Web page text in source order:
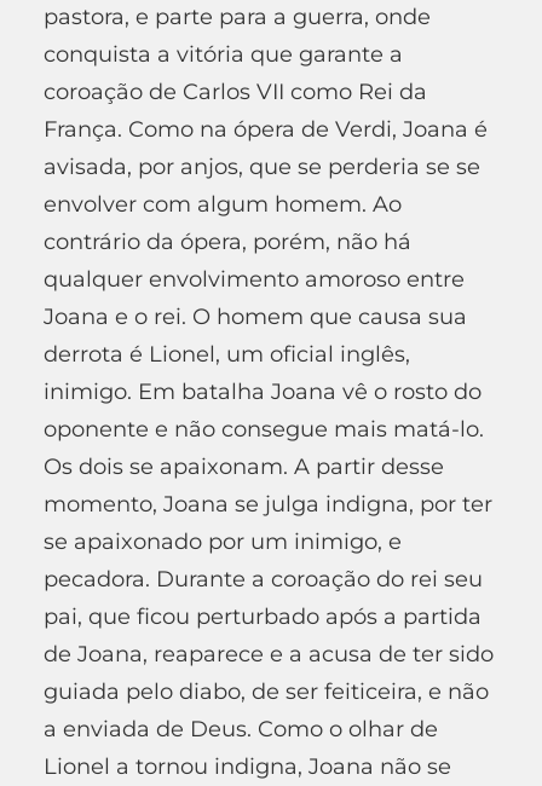
pastora, e parte para a guerra, onde
conquista a vitória que garante a
coroação de Carlos VII como Rei da
França. Como na ópera de Verdi, Joana é
avisada, por anjos, que se perderia se se
envolver com algum homem. Ao
contrário da ópera, porém, não há
qualquer envolvimento amoroso entre
Joana e o rei. O homem que causa sua
derrota é Lionel, um oficial inglês,
inimigo. Em batalha Joana vê o rosto do
oponente e não consegue mais matá-lo.
Os dois se apaixonam. A partir desse
momento, Joana se julga indigna, por ter
se apaixonado por um inimigo, e
pecadora. Durante a coroação do rei seu
pai, que ficou perturbado após a partida
de Joana, reaparece e a acusa de ter sido
guiada pelo diabo, de ser feiticeira, e não
a enviada de Deus. Como o olhar de
Lionel a tornou indigna, Joana não se